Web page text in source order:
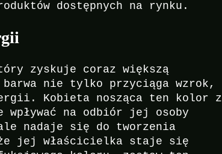
dostępnych na rynku.
zyskuje coraz większą
barwa nie tylko przyciąga wzrok,
Kobieta nosząca ten kolor z
wpływać na odbiór jej osoby
nadaje się do tworzenia
jej właścicielka staje się